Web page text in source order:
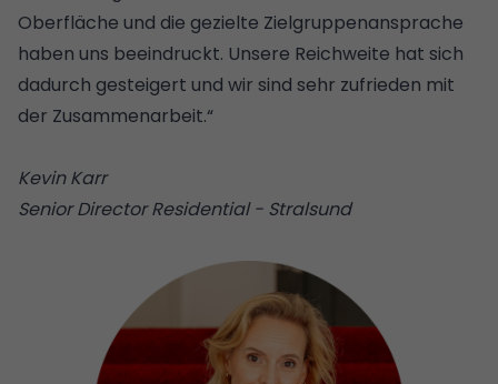
Oberfläche und die gezielte Zielgruppenansprache
haben uns beeindruckt. Unsere Reichweite hat sich
dadurch gesteigert und wir sind sehr zufrieden mit
der Zusammenarbeit.“
Kevin Karr
Senior Director Residential - Stralsund